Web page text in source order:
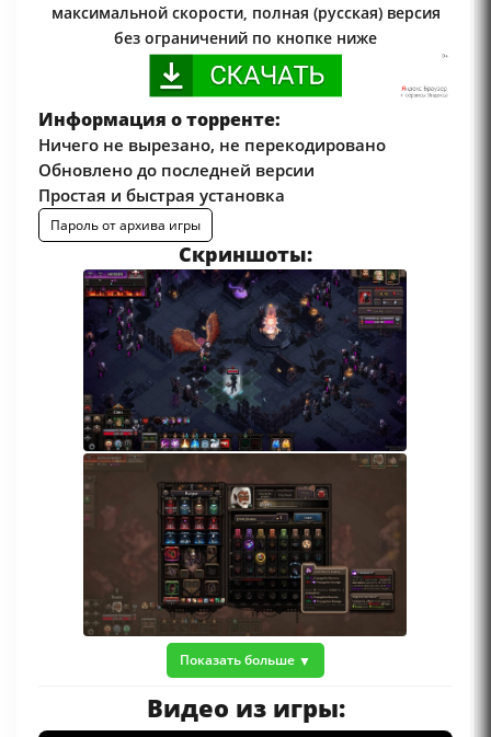
максимальной скорости, полная (русская) версия
без ограничений по кнопке ниже
Информация о торренте:
Ничего не вырезано, не перекодировано
Обновлено до последней версии
Простая и быстрая установка
Пароль от архива игры
Скриншоты:
Показать больше
Видео из игры: